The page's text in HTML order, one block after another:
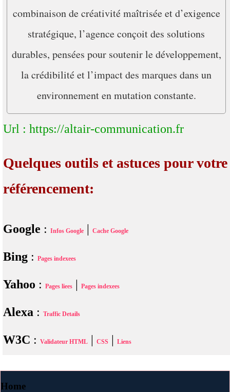
combinaison de créativité maîtrisée et d’exigence
stratégique, l’agence conçoit des solutions
durables, pensées pour soutenir le développement,
la crédibilité et l’impact des marques dans un
environnement en mutation constante.
Url : https://altair-communication.fr
Quelques outils et astuces pour votre
référencement:
Google : Infos Google | Cache Google
Bing : Pages indexees
Yahoo : Pages liees | Pages indexees
Alexa : Traffic Details
W3C : Validateur HTML | CSS | Liens
Home